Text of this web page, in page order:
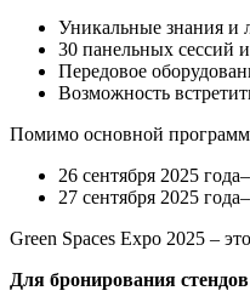
Уникальные знания и
30 панельных сессий
Передовое
Возможность
Помимо основной
26 сентября 2025
27 сентября 2025
Green Spaces Expo 2025 –
Для бронирования